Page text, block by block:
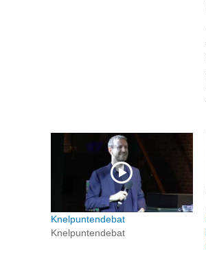
Knelpuntendebat
Knelpuntendebat